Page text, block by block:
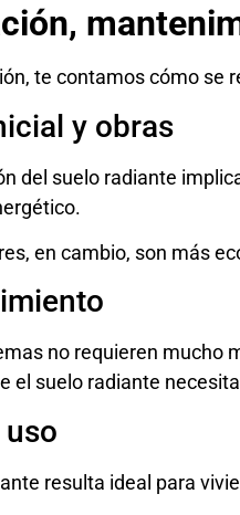
te contamos cómo se
y obras
del suelo radiante
en cambio, son más
no requieren mucho
el suelo radiante
resulta ideal para